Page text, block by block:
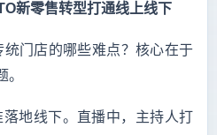
新零售转型打通线上线下
门店的哪些难点？核心在于
地线下。直播中，主持人打